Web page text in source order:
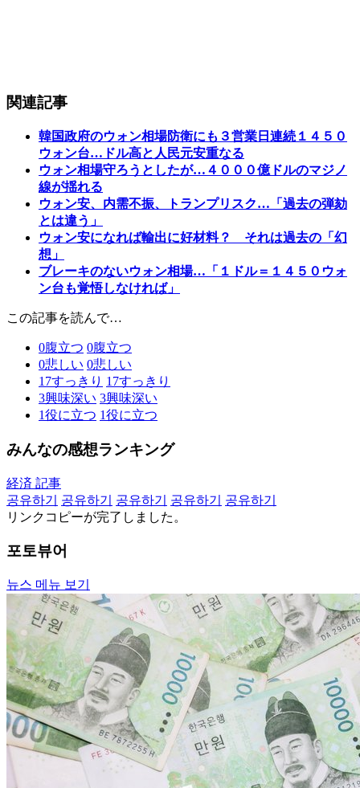
関連記事
韓国政府のウォン相場防衛にも３営業日連続１４５０
ウォン台…ドル高と人民元安重なる
ウォン相場守ろうとしたが…４０００億ドルのマジノ
線が揺れる
ウォン安、内需不振、トランプリスク…「過去の弾劾
とは違う」
ウォン安になれば輸出に好材料？ それは過去の「幻
想」
ブレーキのないウォン相場…「１ドル＝１４５０ウォ
ン台も覚悟しなければ」
この記事を読んで…
0腹立つ 0腹立つ
0悲しい 0悲しい
17すっきり 17すっきり
3興味深い 3興味深い
1役に立つ 1役に立つ
みんなの感想ランキング
経済 記事
공유하기
공유하기 공유하기 공유하기
공유하기
リンクコピーが完了しました。
포토뷰어
뉴스 메뉴 보기